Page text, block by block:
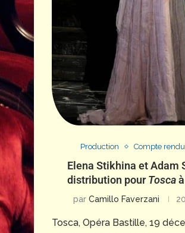
Production Compte rendu
Elena Stikhina et Adam
distribution pourToscaà
parCamillo Faverzani
Tosca, Opéra Bastille, 19